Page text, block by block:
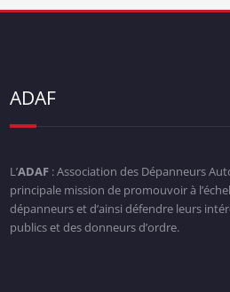
ADAF
L’ADAF: Association des Dépanneurs
principale mission de promouvoir à
dépanneurs et d’ainsi défendre leurs
publics et des donneurs d’ordre.